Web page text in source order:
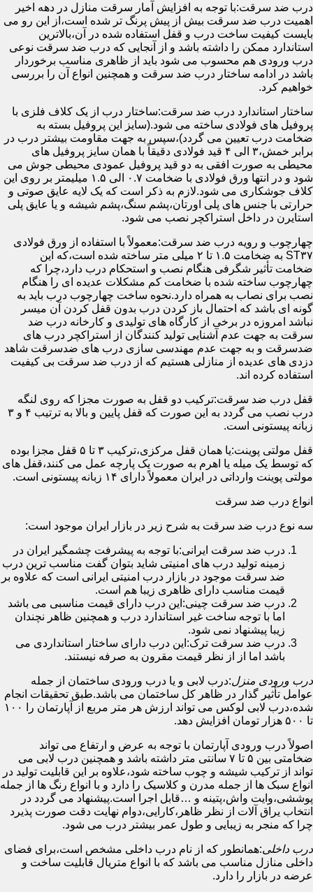
درب ضد سرقت:با توجه به افزایش آمار سرقت منازل در دهه اخیر
اهمیت درب ضد سرقت بیش از پیش پرنگ تر شده است،از این رو می
بایست کیفیت ساخت درب و قفل استفاده شده در آن،بالاترین
استاندارد ممکن را داشته باشد و از آنجایی که درب ضد سرقت نوعی
درب ورودی هم محسوب می شود باید از ظاهری مناسب برخوردار
باشد در ادامه ساختار درب ضد سرقت و همچنین انواع آن را بررسی
خواهیم کرد.
ساختار استاندارد درب ضد سرقت:ساختار درب از یک کلاف فلزی با
پروفیل های فولادی ساخته می شود.(سایز این پروفیل بسته به
ضخامت درب تعیین می گردد)،سپس به جهت مقاومت بیشتر درب در
برابر خمش،۳ الی ۴ قید فولادی دقیقاً با همان سایز پروفیل های
محیطی به صورت افقی به دو قید پروفیل عمودی محیطی جوش می
شود و در انتها ورق فولادی با ضخامت ۰.۷ الی ۱.۵ میلیمتر بر روی این
کلاف جوشکاری می شود.لازم به ذکر است که یک لایه عایق صوتی و
حرارتی با جنس های پلی اورتان،پشم سنگ،پشم شیشه و یا عایق پلی
استایرن در داخل استراکچر نصب می شود.
چهارچوب و رویه درب ضد سرقت:معمولاً با استفاده از ورق فولادی
ST۳۷ به ضخامت ۱.۵ تا ۲ میلی متر ساخته شده است،که این
ضخامت تأثیر شگرفی هنگام نصب و استحکام درب دارد،چرا که
چهارچوب ساخته شده با ضخامت کم مشکلات عدیده ای را هنگام
نصب برای نصاب به همراه دارد.نحوه ساخت چهارچوب درب باید به
گونه ای باشد که احتمال باز کردن درب بدون قفل کردن آن میسر
نباشد امروزه در برخی از کارگاه های تولیدی و کارخانه درب ضد
سرقت به جهت عدم آشنایی تولید کنندگان از استراکچر درب های
ضدسرقت و به جهت عدم مهندسی سازی درب های ضدسرقت شاهد
دزدی های عدیده از منازلی هستیم که از درب ضد سرقت بی کیفیت
استفاده کرده اند.
قفل درب ضد سرقت:ترکیب دو قفل به صورت مجزا که روی لنگه
درب نصب می گردد به این صورت که قفل پایین و بالا به ترتیب ۴ و ۳
زبانه پیستونی است.
قفل مولتی پوینت:یا همان قفل مرکزی،ترکیب ۳ تا ۵ قفل مجزا بوده
که توسط یک میله یا اهرم به صورت یک پارچه عمل می کنند،قفل های
مولتی پوینت وارداتی در ایران معمولاً دارای ۱۴ زبانه پیستونی است.
انواع درب ضد سرقت
سه نوع درب ضد سرقت به شرح زیر در بازار ایران موجود است:
درب ضد سرقت ایرانی:با توجه به پیشرفت چشمگیر ایران در
زمینه تولید درب های امنیتی شاید بتوان گفت مناسب ترین درب
ضد سرقت موجود در بازار درب امنیتی ایرانی است که علاوه بر
قیمت مناسب دارای ظاهری زیبا هم است.
درب ضد سرقت چینی:این درب دارای قیمت مناسبی می باشد
اما با توجه ساخت غیر استاندارد درب و همچنین ظاهر نچندان
زیبا پیشنهاد نمی شود.
درب ضد سرقت ترک:این درب دارای ساختار استانداردی می
باشد اما از از نظر قیمت مقرون به صرفه نیستند.
درب ورودی منزل:درب لابی و یا درب ورودی ساختمان از جمله
عوامل تأثیر گذار در ظاهر کل ساختمان می باشد.طبق تحقیقات انجام
شده،درب لابی لوکس می تواند ارزش هر متر مربع از آپارتمان را ۱۰۰
تا ۵۰۰ هزار تومان افزایش دهد.
اصولاً درب ورودی آپارتمان با توجه به عرض و ارتفاع می تواند
ضخامتی بین ۵ تا ۷ سانتی متر داشته باشد و همچنین درب لابی می
تواند از ترکیب شیشه و چوب ساخته شود،علاوه بر این قابلیت تولید در
انواع سبک ها از جمله مدرن و کلاسیک را دارد و با انواع رنگ ها از جمله
پوششی،وایت واش،پتینه و …قابل اجرا است.پیشنهاد می گردد در
انتخاب یراق آلات از نظر ظاهر،کارایی،دوام نهایت دقت صورت پذیرد
چرا که منجر به زیبایی و طول عمر بیشتر درب می شود.
درب داخلی:همانطور که از نام درب داخلی مشخص است،برای فضای
داخلی منازل مناسب می باشد که با انواع متریال قابلیت ساخت و
عرضه در بازار را دارد.